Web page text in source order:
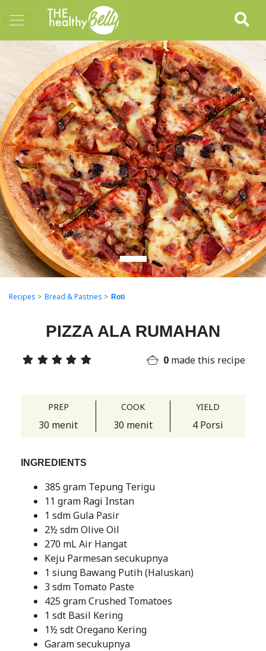
Previous Next
Recipes > Bread & Pastries > Roti
PIZZA ALA RUMAHAN
0 made this recipe
PREP
30 menit
COOK
30 menit
YIELD
4 Porsi
INGREDIENTS
385 gram Tepung Terigu
11 gram Ragi Instan
1 sdm Gula Pasir
2½ sdm Olive Oil
270 mL Air Hangat
Keju Parmesan secukupnya
1 siung Bawang Putih (Haluskan)
3 sdm Tomato Paste
425 gram Crushed Tomatoes
1 sdt Basil Kering
1½ sdt Oregano Kering
Garam secukupnya